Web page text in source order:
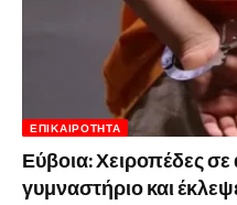
ΕΠΙΚΑΙΡΌΤΗΤΑ
Εύβοια: Χειροπέδες
γυμναστήριο και